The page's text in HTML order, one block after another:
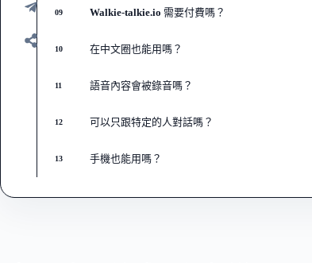
09 Walkie-talkie.io 需要付費嗎？
10 在中文圈也能用嗎？
11 語音內容會被錄音嗎？
12 可以只跟特定的人對話嗎？
13 手機也能用嗎？